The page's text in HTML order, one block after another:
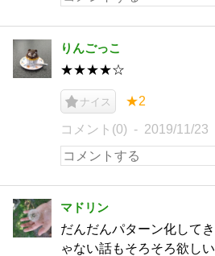
りんごっこ
★★★★☆
ナイス ★2
コメント(0) 2019/11/23
マドリン
だんだんパターン化して
ゃない話もそろそろ欲しい